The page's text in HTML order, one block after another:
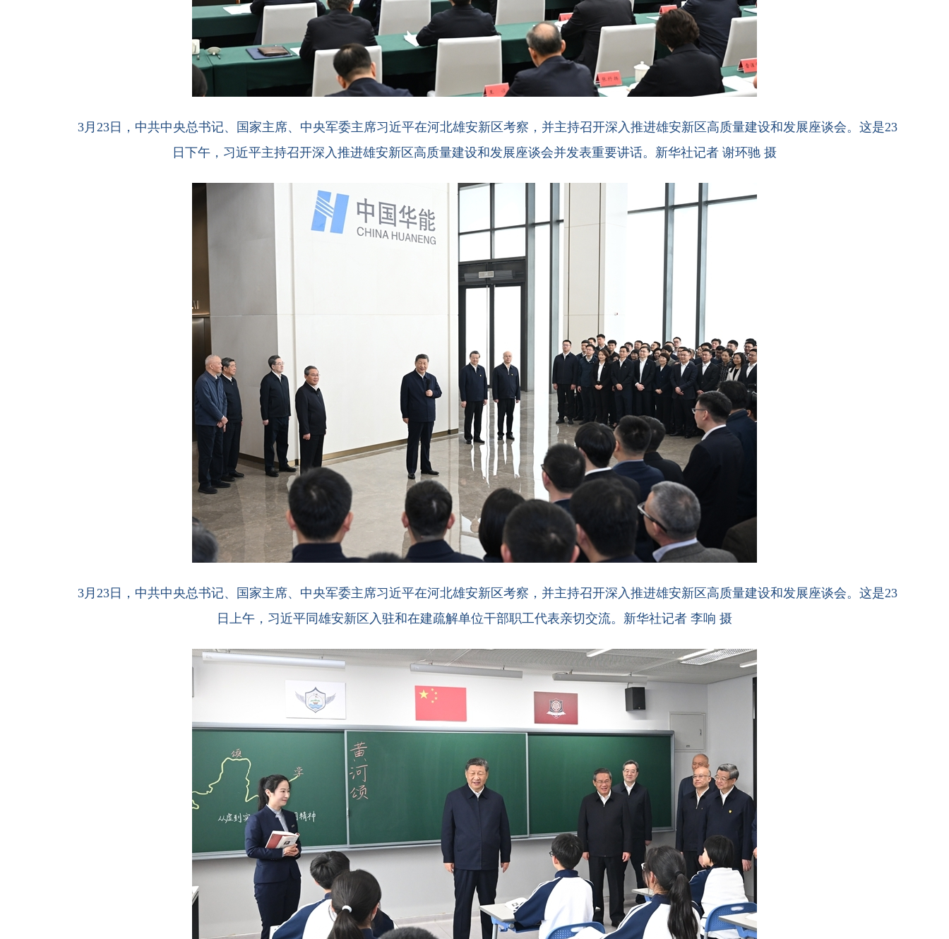
3月23日，中共中央总书记、国家主席、中央军委主席习近平在河北雄安新区考察，并主持召开深入推进雄安新区高质量建设和发展座谈会。这是23
日下午，习近平主持召开深入推进雄安新区高质量建设和发展座谈会并发表重要讲话。新华社记者 谢环驰 摄
3月23日，中共中央总书记、国家主席、中央军委主席习近平在河北雄安新区考察，并主持召开深入推进雄安新区高质量建设和发展座谈会。这是23
日上午，习近平同雄安新区入驻和在建疏解单位干部职工代表亲切交流。新华社记者 李响 摄